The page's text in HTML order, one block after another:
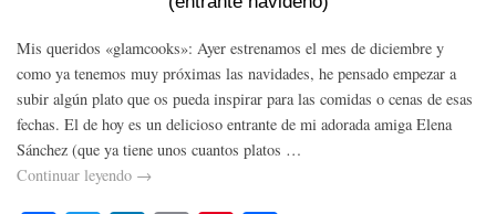
Mis queridos «glamcooks»: Ayer estrenamos el mes de diciembre y
como ya tenemos muy próximas las navidades, he pensado empezar a
subir algún plato que os pueda inspirar para las comidas o cenas de esas
fechas. El de hoy es un delicioso entrante de mi adorada amiga Elena
Sánchez (que ya tiene unos cuantos platos …
Continuar leyendo →